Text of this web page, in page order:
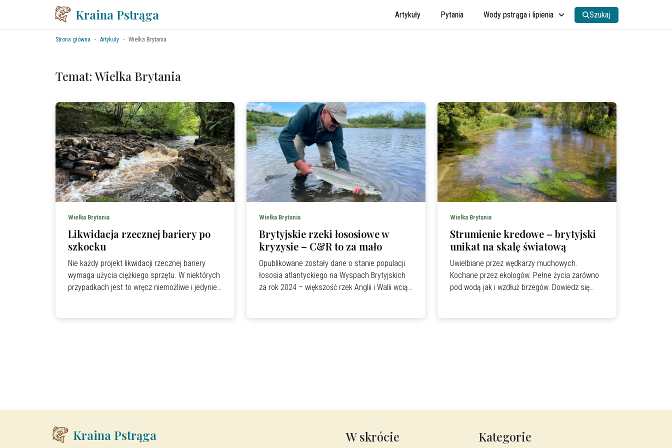
Kraina Pstrąga Artykuły Pytania Wody pstrąga i lipienia Szukaj
Strona główna Artykuły Wielka Brytania
Temat: Wielka Brytania
Wielka Brytania
Likwidacja rzecznej bariery po
szkocku
Nie każdy projekt likwidacji rzecznej bariery
wymaga użycia ciężkiego sprzętu. W niektórych
przypadkach jest to wręcz niemożliwe i jedynie
Wielka Brytania
Brytyjskie rzeki łososiowe w
kryzysie – C&R to za mało
Opublikowane zostały dane o stanie populacji
łososia atlantyckiego na Wyspach Brytyjskich
za rok 2024 – większość rzek Anglii i Walii wciąż
Wielka Brytania
Strumienie kredowe – brytyjski
unikat na skalę światową
Uwielbiane przez wędkarzy muchowych.
Kochane przez ekologów. Pełne życia zarówno
pod wodą jak i wzdłuż brzegów. Dowiedz się
Kraina Pstrąga W skrócie Kategorie